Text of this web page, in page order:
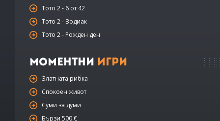
Тото 2 - 6 от 42
Тото 2 - Зодиак
Тото 2 - Рожден ден
Моментни Игри
Златната рибка
Спокоен живот
Суми за думи
Бързи 500 €